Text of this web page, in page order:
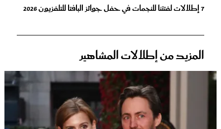
7 إطلالات لفتتنا للنجمات في حفل جوائز البافتا للتلفزيون 2026
المزيد من إطلالات المشاهير